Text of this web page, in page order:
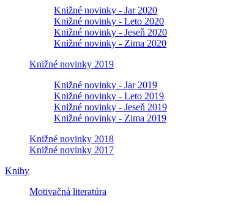
Knižné novinky - Jar 2020
Knižné novinky - Leto 2020
Knižné novinky - Jeseň 2020
Knižné novinky - Zima 2020
Knižné novinky 2019
Knižné novinky - Jar 2019
Knižné novinky - Leto 2019
Knižné novinky - Jeseň 2019
Knižné novinky - Zima 2019
Knižné novinky 2018
Knižné novinky 2017
Knihy
Motivačná literatúra